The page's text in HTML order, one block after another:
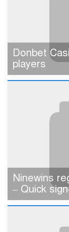
Donbet
players
Ninewins
– Quick